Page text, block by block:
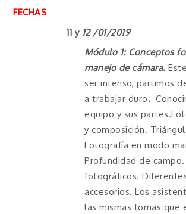
FECHAS
11 y 12 /01/2019
Módulo 1: Conceptos
manejo de cámara.
ser intenso, partimos
a trabajar duro.
equipo y sus
y composición.
Fotografía en modo
Profundidad de
fotográficos.
accesorios. Los
las mismas tomas que